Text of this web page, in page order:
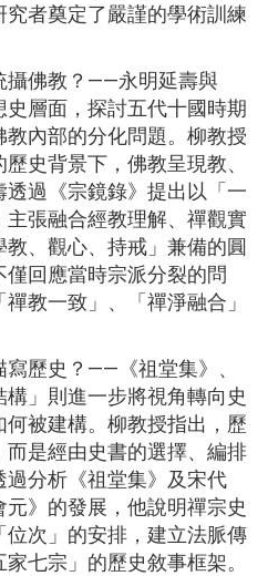
者奠定了嚴謹的學術訓練
攝佛教？——永明延壽與
史層面，探討五代十國時期
內部的分化問題。柳教授
史背景下，佛教呈現教、
過《宗鏡錄》提出以「一
張融合經教理解、禪觀實
、觀心、持戒」兼備的圓
回應當時宗派分裂的問
教一致」、「禪淨融合」
歷史？——《祖堂集》、
構」則進一步將視角轉向史
被建構。柳教授指出，歷
是經由史書的選擇、編排
分析《祖堂集》及宋代
元》的發展，他說明禪宗史
次」的安排，建立法脈傳
七宗」的歷史敘事框架。